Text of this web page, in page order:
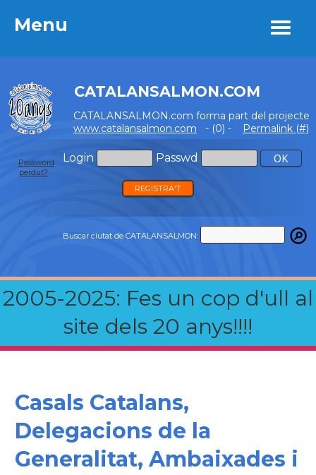
Menu
CATALANSALMON.COM
CATALANSALMON.com forma part del projecte
www.catalansalmon.com - (0) - Permalink (#)
Login Passwd
Password
perdut?
REGISTRA'T
Buscar ciutat de CATALANSALMON:
2005-2025: Fes un cop d'ull al
site dels 20 anys!!!!
Menu
Casals Catalans,
Delegacions de la
Generalitat, Ambaixades i